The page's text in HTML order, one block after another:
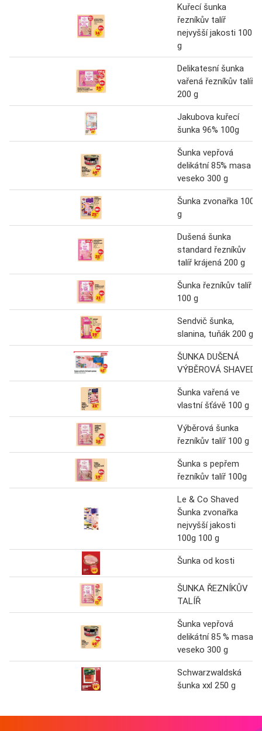
Kuřecí šunka
řezníkův talíř
nejvyšší jakosti 100
g
Delikatesní šunka
vařená řezníkův talíř
200 g
Jakubova kuřecí
šunka 96% 100g
Šunka vepřová
delikátní 85% masa
veseko 300 g
Šunka zvonařka 100
g
Dušená šunka
standard řezníkův
talíř krájená 200 g
Šunka řezníkův talíř
100 g
Sendvič šunka,
slanina, tuňák 200 g
ŠUNKA DUŠENÁ
VÝBĚROVÁ SHAVED
Šunka vařená ve
vlastní šťávě 100 g
Výběrová šunka
řezníkův talíř 100 g
Šunka s pepřem
řezníkův talíř 100g
Le & Co Shaved
Šunka zvonařka
nejvyšší jakosti
100g 100 g
Šunka od kosti
ŠUNKA ŘEZNÍKŮV
TALÍŘ
Šunka vepřová
delikátní 85 % masa
veseko 300 g
Schwarzwaldská
šunka xxl 250 g